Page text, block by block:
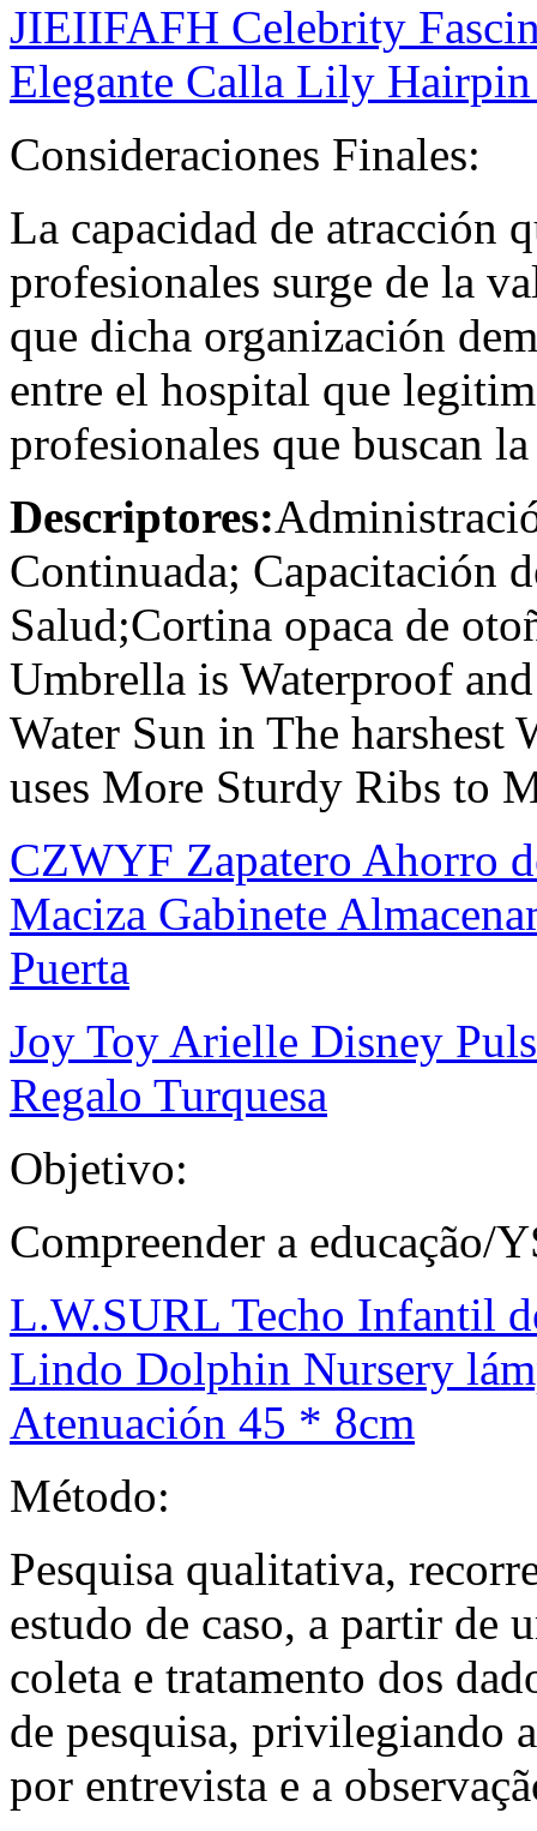
JIEIIFAFH Celebrity
Elegante Calla Lily Hairpin
Consideraciones Finales:
La capacidad de atracción
profesionales surge de la
que dicha organización
entre el hospital que
profesionales que buscan
Descriptores:
Continuada; Capacitación
Salud;Cortina opaca de
Umbrella is Waterproof
Water Sun in The harshest
uses More Sturdy Ribs to
CZWYF Zapatero Ahorro
Maciza Gabinete
Puerta
Joy Toy Arielle Disney
Regalo Turquesa
Objetivo:
Compreender a educação/
L.W.SURL Techo Infantil
Lindo Dolphin Nursery
Atenuación 45 * 8cm
Método:
Pesquisa qualitativa,
estudo de caso, a partir de
coleta e tratamento dos
de pesquisa, privilegiando
por entrevista e a